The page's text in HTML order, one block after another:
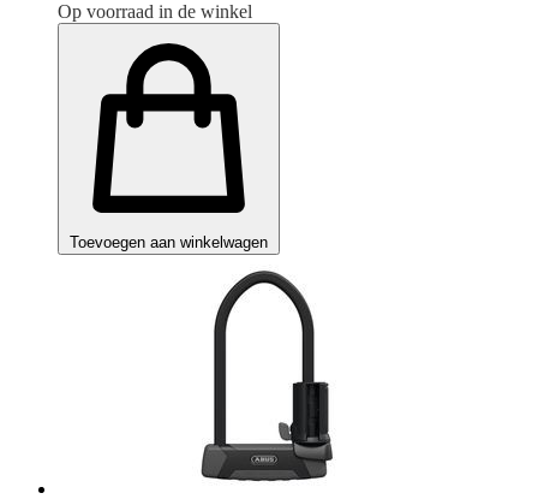
Op voorraad in de winkel
Toevoegen aan winkelwagen